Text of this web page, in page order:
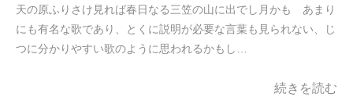
天の原ふりさけ見れば春日なる三笠の山に出でし月かも あまり
にも有名な歌であり、とくに説明が必要な言葉も見られない、じ
つに分かりやすい歌のように思われるかもし…
続きを読む